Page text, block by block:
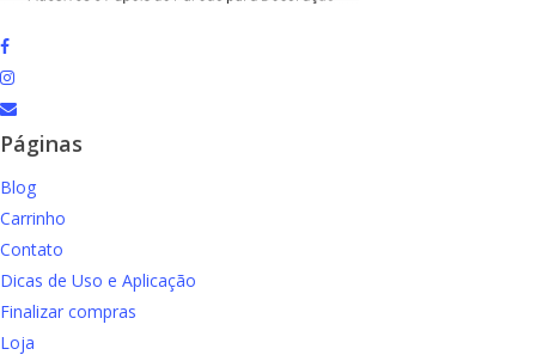
facebook
instagram
email
Páginas
Blog
Carrinho
Contato
Dicas de Uso e Aplicação
Finalizar compras
Loja